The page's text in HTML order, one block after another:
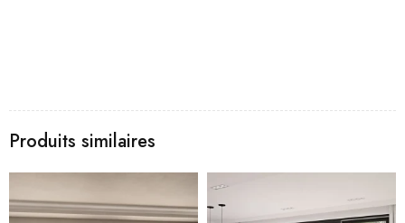
Produits similaires